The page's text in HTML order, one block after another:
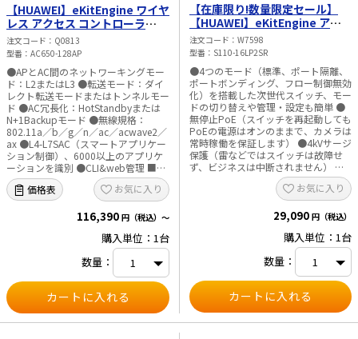
【HUAWEI】eKitEngine ワイヤ
レス アクセス コントローラ
（2×10GE／10×GE RJ45、最
大10Gbps） AC650-128AP
注文コード
Q0813
型番
AC650-128AP
●APとAC間のネットワーキングモー
ド：L2またはL3 ●転送モード：ダイ
レクト転送モードまたはトンネルモー
ド ●AC冗長化：HotStandbyまたは
N+1Backupモード ●無線規格：
802.11a／b／g／n／ac／acwave2／
ax ●L4-L7SAC（スマートアプリケー
ション制御）、6000以上のアプリケ
ーションを識別 ●CLI&web管理 ■仕
様 【ハードウェア機能】 2×10GE光
ポート+10×GERJ45ポート+1×コン
ソール（RJ45）、1×USB ・設置：
ラック、デスク、壁など ・電源：AC
／DC電源アダプター ・寸法（高さ×
幅×奥行）：43.6×210×250mm ・
最大消費電力：21W 【パフォーマン
ス】 ・転送容量：10Gbps ・AP最大
管理数：128 ・最大管理ユーザ数：
1024 【動作環境】 ・動作温度：0°C
～40°C ・保存温度：-40°C～+70°C ・
動作湿度：5～95%（結露しないこ
と）
価格表 お気に入り
116,390 円（税込）～
購入単位：1台
数量：
【在庫限り!数量限定セール】
【HUAWEI】eKitEngine アン
マネージドスイッチ（ダウンリ
ンクポート：PoE+ポート
×16、アップリンクポート：GE
SFPポート×2）S110 シリーズ
S110-16LP2SR
注文コード
W7598
型番
S110-16LP2SR
●4つのモード（標準、ポート隔離、
ポートボンディング、フロー制御無効
化）を搭載した次世代スイッチ、モー
ドの切り替えや管理・設定も簡単 ●
無停止PoE（スイッチを再起動しても
PoEの電源はオンのままで、カメラは
常時稼働を保証します） ●4kVサージ
保護（雷などではスイッチは故障せ
ず、ビジネスは中断されません） ●
ウェア機能】 ・設置：ラックマウン
ト、デスクマウント、壁マウントな
ど 16×10／100／1000BASE-Tポー
ト（PoE+） 2×GESFPポート ・電
源：AC内蔵電源 ・ファンの数量：フ
ァンレス（自然放熱） ・寸法（高さ
×幅×奥行）：43.6×442×260mm
・最大消費電力 PoEなし：22W、フ
ルPoE稼働時：160W PoE：124W フ
ル稼働PoE消費電力
15.4W（802.3af）：8台 フル稼働
PoE消費電力30W（802.3at）：4台
お気に入り
29,090 円（税込）
購入単位：1台
数量：